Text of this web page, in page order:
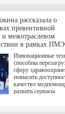
а сам он
рассказала о
превентивной
межотраслевом
в рамках
Инновационные
способны
сферу
повысить
качество
развить сервисы